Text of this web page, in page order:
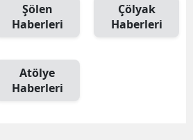
Şölen
Haberleri
Çölyak
Haberleri
Atölye
Haberleri